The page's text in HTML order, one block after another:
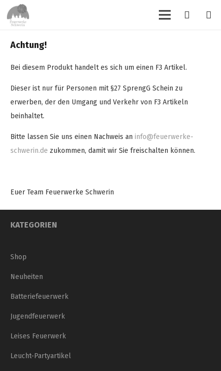
Achtung!
Bei diesem Produkt handelt es sich um einen F3 Artikel.
Dieser ist nur für Personen mit §27 SprengG Schein zu
erwerben, der den Umgang und Verkehr von F3 Artikeln
beinhaltet.
Bitte lassen Sie uns einen Nachweis an info@feuerwerke-
schwerin.de zukommen, damit wir Sie freischalten können.
Euer Team Feuerwerke Schwerin
KATEGORIEN
Shop
Neuheiten
Batteriefeuerwerk
Jugendfeuerwerk
Leises Feuerwerk
Leucht-Partyartikel